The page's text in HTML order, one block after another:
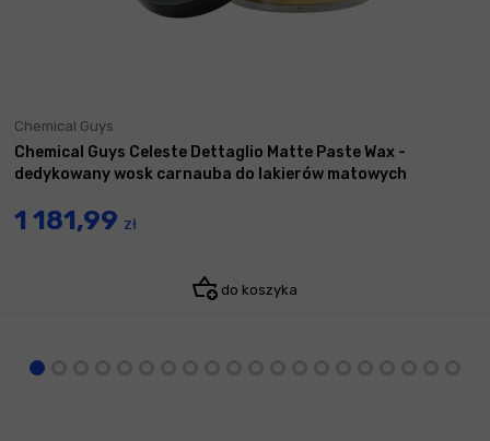
Chemical Guys
Chemical Guys Celeste Dettaglio Matte Paste Wax -
dedykowany wosk carnauba do lakierów matowych
1 181,99 zł
do koszyka